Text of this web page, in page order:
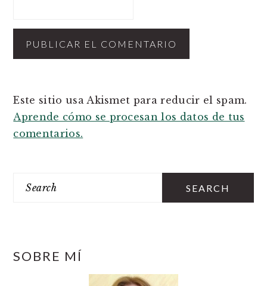
Este sitio usa Akismet para reducir el spam.
Aprende cómo se procesan los datos de tus
comentarios.
Search
SOBRE MÍ